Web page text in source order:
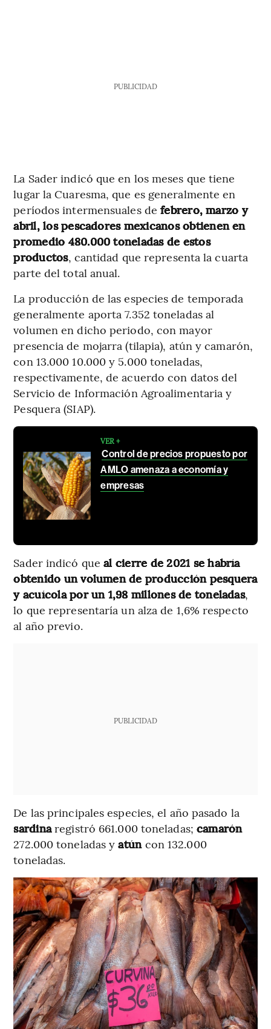
PUBLICIDAD
La Sader indicó que en los meses que tiene
lugar la Cuaresma, que es generalmente en
períodos intermensuales defebrero, marzo y
abril, los pescadores mexicanos obtienen en
promedio 480.000 toneladas de estos
productos, cantidad que representa la cuarta
parte del total anual.
La producción de las especies de temporada
generalmente aporta 7.352 toneladas al
volumen en dicho periodo, con mayor
presencia de mojarra (tilapia), atún y camarón,
con 13.000 10.000 y 5.000 toneladas,
respectivamente, de acuerdo con datos del
Servicio de Información Agroalimentaria y
Pesquera (SIAP).
VER +
Control de precios propuesto por
AMLO amenaza a economía y
empresas
Sader indicó que al cierre de 2021 se habría
obtenido un volumen de producción pesquera
y acuícola por un 1,98 millones de toneladas,
lo que representaría un alza de 1,6% respecto
al año previo.
PUBLICIDAD
De las principales especies, el año pasado la
sardinaregistró 661.000 toneladas; camarón
272.000 toneladas yatún con 132.000
toneladas.